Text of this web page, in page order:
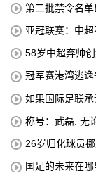
第二批禁令名
亚冠联赛：中
58岁中超弃帅
冠军赛港湾逃
如果国际足联承
称号：武磊: 无
26岁归化球员
国足的未来在